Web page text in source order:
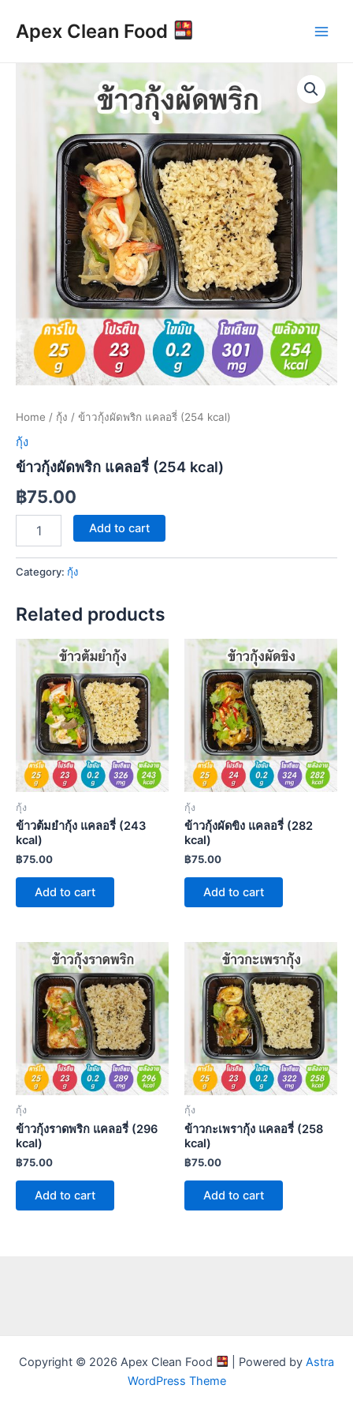
content
Apex Clean Food
Home / กุ้ง / ข้าวกุ้งผัดพริก แคลอรี่ (254 kcal)
กุ้ง
ข้าวกุ้งผัดพริก แคลอรี่ (254 kcal)
฿75.00
quantity
Add to cart
Category: กุ้ง
Related products
กุ้ง
ข้าวต้มยำกุ้ง แคลอรี่ (243
kcal)
฿75.00
Add to cart
กุ้ง
ข้าวกุ้งผัดขิง แคลอรี่ (282
kcal)
฿75.00
Add to cart
กุ้ง
ข้าวกุ้งราดพริก แคลอรี่ (296
kcal)
฿75.00
Add to cart
กุ้ง
ข้าวกะเพรากุ้ง แคลอรี่ (258
kcal)
฿75.00
Add to cart
Copyright © 2026 Apex Clean Food | Powered byAstra
WordPress Theme